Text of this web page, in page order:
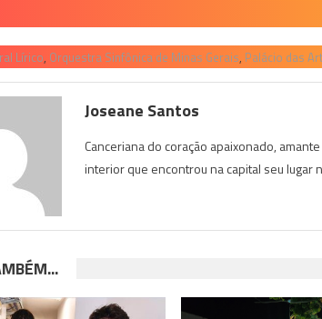
Lírico, Orquestra Sinfônica de Minas Gerais, Palácio das
Joseane Santos
Canceriana do coração apaixonado,
interior que encontrou na capital seu lugar